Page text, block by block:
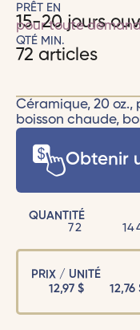
PRÊT EN
15-20 jours
pour toute
QTÉ MIN.
72 articles
Céramique, 20
boisson chaude,
Obtenir
QUANTITÉ
72
PRIX / UNITÉ
12,97 $ 12,76